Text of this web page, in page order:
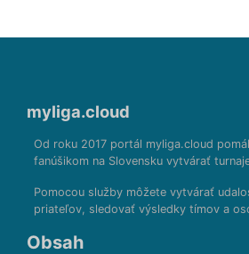
myliga.cloud
Od roku 2017 portál myliga.cloud
fanúšikom na Slovensku vytvárať
Pomocou služby môžete vytvárať
priateľov, sledovať výsledky tímov a
Obsah